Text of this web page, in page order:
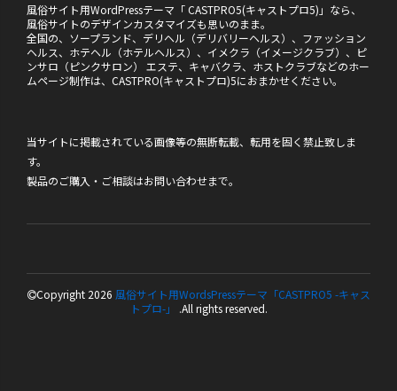
風俗サイト用WordPressテーマ「 CASTPRO5(キャストプロ5)」なら、
風俗サイトのデザインカスタマイズも思いのまま。
全国の、ソープランド、デリヘル（デリバリーヘルス）、ファッション
ヘルス、ホテヘル（ホテルヘルス）、イメクラ（イメージクラブ）、ピ
ンサロ（ピンクサロン） エステ、キャバクラ、ホストクラブなどのホー
ムページ制作は、CASTPRO(キャストプロ)5におまかせください。
当サイトに掲載されている画像等の無断転載、転用を固く禁止致しま
す。
製品のご購入・ご相談はお問い合わせまで。
Copyright 2026 風俗サイト用WordsPressテーマ「CASTPRO5 -キャス
トプロ-」 .All rights reserved.